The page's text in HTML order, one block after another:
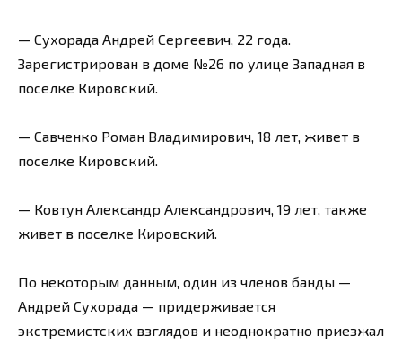
— Сухорада Андрей Сергеевич, 22 года.
Зарегистрирован в доме №26 по улице Западная в
поселке Кировский.
— Савченко Роман Владимирович, 18 лет, живет в
поселке Кировский.
— Ковтун Александр Александрович, 19 лет, также
живет в поселке Кировский.
По некоторым данным, один из членов банды —
Андрей Сухорада — придерживается
экстремистских взглядов и неоднократно приезжал